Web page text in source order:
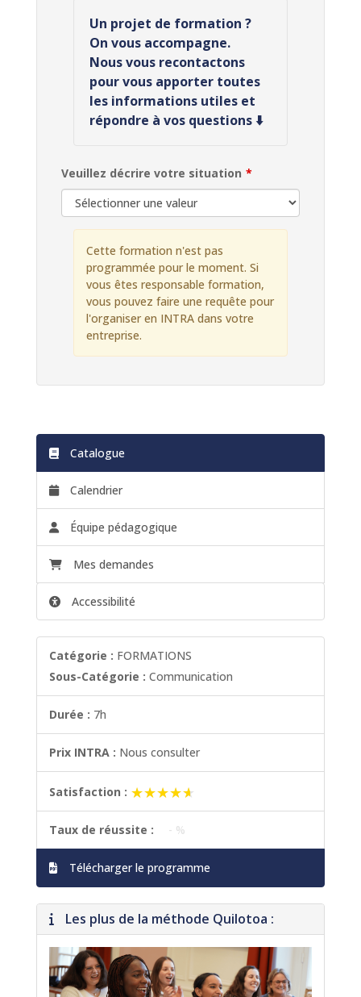
Un projet de formation ?
On vous accompagne.
Nous vous recontactons
pour vous apporter toutes
les informations utiles et
répondre à vos questions ⬇️
Veuillez décrire votre situation
Cette formation n'est pas
programmée pour le moment. Si
vous êtes responsable formation,
vous pouvez faire une requête pour
l'organiser en INTRA dans votre
entreprise.
Catalogue
Calendrier
Équipe pédagogique
Mes demandes
Accessibilité
Catégorie : FORMATIONS
Sous-Catégorie : Communication
Durée : 7h
Prix INTRA : Nous consulter
Satisfaction : ★★★★★
★★★★★
Taux de réussite : - %
Télécharger le programme
Les plus de la méthode Quilotoa :